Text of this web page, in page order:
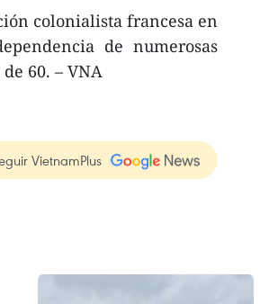
colonialista francesa en
de numerosas
60. – VNA
VietnamPlus